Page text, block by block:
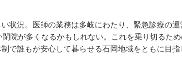
状況。医師の業務は多岐にわたり、緊急診療の運
院が多くなるかもしれない。これを乗り切るた
で誰もが安心して暮らせる石岡地域をともに目指